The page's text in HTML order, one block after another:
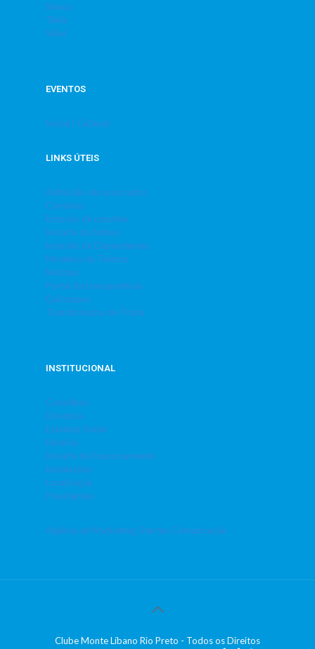
Sinuca
Tênis
Vôlei
EVENTOS
Social | Cultural
LINKS ÚTEIS
Admissão de associados
Contatos
Emissão de convites
Horário de ônibus
Inclusão de Dependentes
Modelos de Termos
Notícias
Portal da transparência
Quiosques
Transferências de Título
INSTITUCIONAL
Conselhos
Diretoria
Estatuto Social
História
Horário de Funcionamento
Instalações
Localização
Presidentes
Agência de Marketing: Starten Comunicação
Clube Monte Líbano Rio Preto - Todos os Direitos